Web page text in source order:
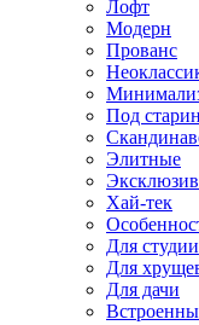
Лофт
Модерн
Прованс
Под
Элитные
Хай-тек
Для студии
Для
Для дачи